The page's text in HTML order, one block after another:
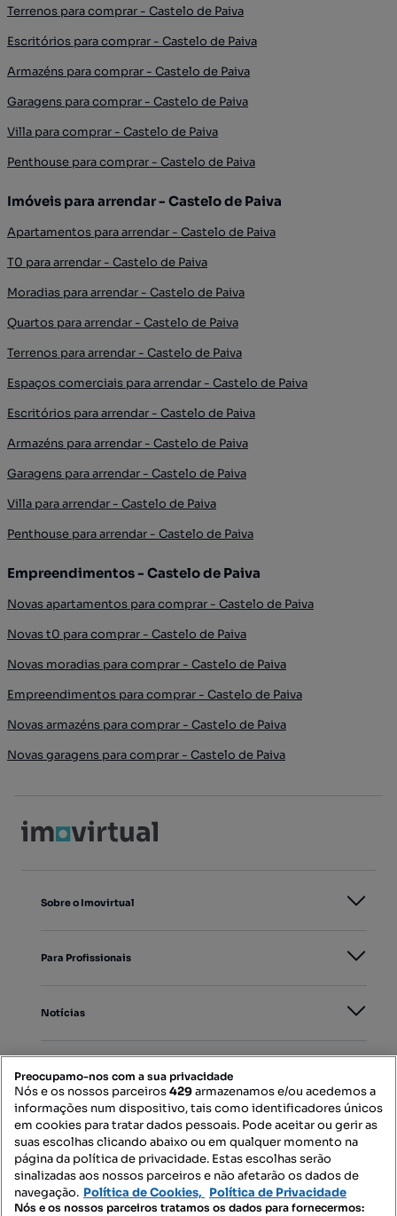
Terrenos para comprar - Castelo de Paiva
Escritórios para comprar - Castelo de Paiva
Armazéns para comprar - Castelo de Paiva
Garagens para comprar - Castelo de Paiva
Villa para comprar - Castelo de Paiva
Penthouse para comprar - Castelo de Paiva
Imóveis para arrendar - Castelo de Paiva
Apartamentos para arrendar - Castelo de Paiva
T0 para arrendar - Castelo de Paiva
Moradias para arrendar - Castelo de Paiva
Quartos para arrendar - Castelo de Paiva
Terrenos para arrendar - Castelo de Paiva
Espaços comerciais para arrendar - Castelo de Paiva
Escritórios para arrendar - Castelo de Paiva
Armazéns para arrendar - Castelo de Paiva
Garagens para arrendar - Castelo de Paiva
Villa para arrendar - Castelo de Paiva
Penthouse para arrendar - Castelo de Paiva
Empreendimentos - Castelo de Paiva
Novas apartamentos para comprar - Castelo de Paiva
Novas t0 para comprar - Castelo de Paiva
Novas moradias para comprar - Castelo de Paiva
Empreendimentos para comprar - Castelo de Paiva
Novas armazéns para comprar - Castelo de Paiva
Novas garagens para comprar - Castelo de Paiva
Sobre o Imovirtual
Para Profissionais
Notícias
Mapa do Site
Contacte-nos
Preocupamo-nos com a sua privacidade
Nós e os nossos parceiros429armazenamos e/ou acedemos a
informações num dispositivo, tais como identificadores únicos
em cookies para tratar dados pessoais. Pode aceitar ou gerir as
suas escolhas clicando abaixo ou em qualquer momento na
página da política de privacidade. Estas escolhas serão
sinalizadas aos nossos parceiros e não afetarão os dados de
navegação. Política de Cookies, Política de Privacidade
Nós e os nossos parceiros tratamos os dados para fornecermos: